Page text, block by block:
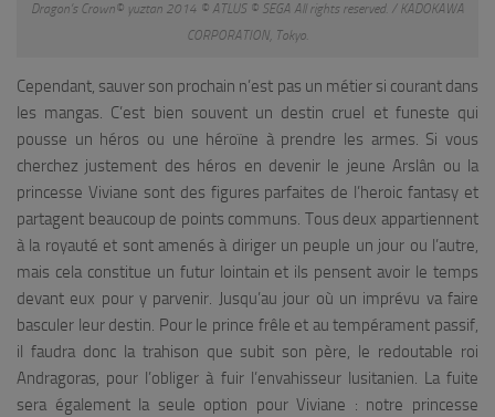
Dragon’s Crown© yuztan 2014 © ATLUS © SEGA All rights reserved. / KADOKAWA
CORPORATION, Tokyo.
Cependant, sauver son prochain n’est pas un métier si courant dans
les mangas. C’est bien souvent un destin cruel et funeste qui
pousse un héros ou une héroïne à prendre les armes. Si vous
cherchez justement des héros en devenir le jeune Arslân ou la
princesse Viviane sont des figures parfaites de l’heroic fantasy et
partagent beaucoup de points communs. Tous deux appartiennent
à la royauté et sont amenés à diriger un peuple un jour ou l’autre,
mais cela constitue un futur lointain et ils pensent avoir le temps
devant eux pour y parvenir. Jusqu’au jour où un imprévu va faire
basculer leur destin. Pour le prince frêle et au tempérament passif,
il faudra donc la trahison que subit son père, le redoutable roi
Andragoras, pour l’obliger à fuir l’envahisseur lusitanien. La fuite
sera également la seule option pour Viviane : notre princesse